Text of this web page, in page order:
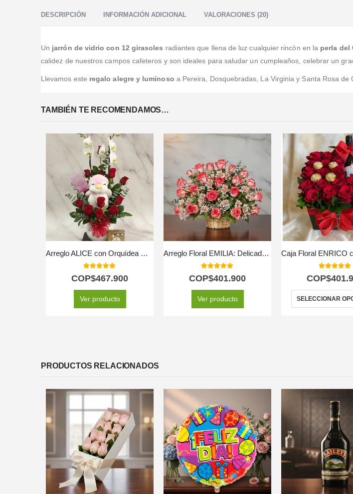
mejor de la ciudad.
DESCRIPCIÓN INFORMACIÓN ADICIONAL VALORACIONES (20)
Un jarrón de vidrio con 12 girasoles radiantes que llena de luz cualquier rincón en la perla del
calidez de nuestros campos cafeteros y son ideales para saludar un cumpleaños, celebrar un
Llevamos este regalo alegre y luminoso a Pereira, Dosquebradas, La Virginia y Santa Rosa
TAMBIÉN TE RECOMENDAMOS…
Arreglo ALICE con Orquídea Majestuosa, Rosas Rojas y Peluche ⚜️
COP$467.900
Ver producto
Arreglo Floral EMILIA: Delicadeza en 30 Rosas Blush Frescas 💐
COP$401.900
Ver producto
COP$
SELECCIONAR
PRODUCTOS RELACIONADOS